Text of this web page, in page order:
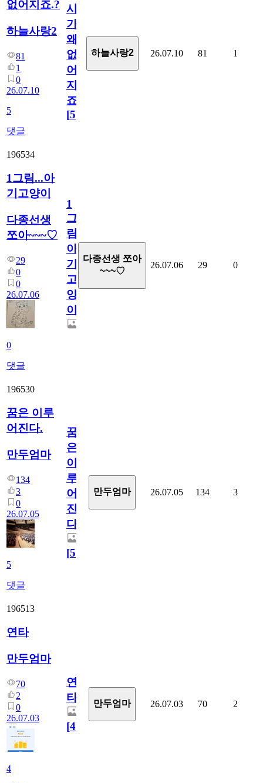
없어지죠.?
하늘사랑2
81
1
0
26.07.10
5
댓글
시
가
왜
없
어
지
죠.?
[5]
하늘사랑2 26.07.10 81 1
196534
1그림...아
기고양이
다종선생
쪼아~~~♡
29
0
0
26.07.06
0
댓글
1
그
림...
아
기
고
양
이
다종선생 쪼아
~~~♡
26.07.06 29 0
196530
꿈은 이루
어진다.
만두엄마
134
3
0
26.07.05
5
댓글
꿈
은
이
루
어
진
다.
[5]
만두엄마 26.07.05 134 3
196513
연타
만두엄마
70
2
0
26.07.03
4
연
타
[4]
만두엄마 26.07.03 70 2